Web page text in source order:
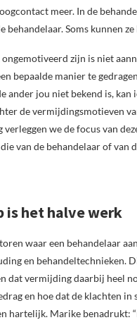
meer. In de
behandelaar. Soms kunnen
zijn is niet
bepaalde manier te
ander jou niet bekend is,
de vermijdingsmotieven
we de focus van
van de behandelaar of van
is het halve werk
waar een behandelaar
en behandeltechnieken.
dat vermijding daarbij heel
en hoe dat de klachten
hartelijk. Marike benadrukt: